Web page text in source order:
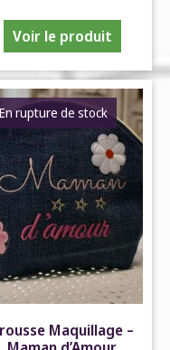
Voir le produit
En rupture de stock
Maquillage –